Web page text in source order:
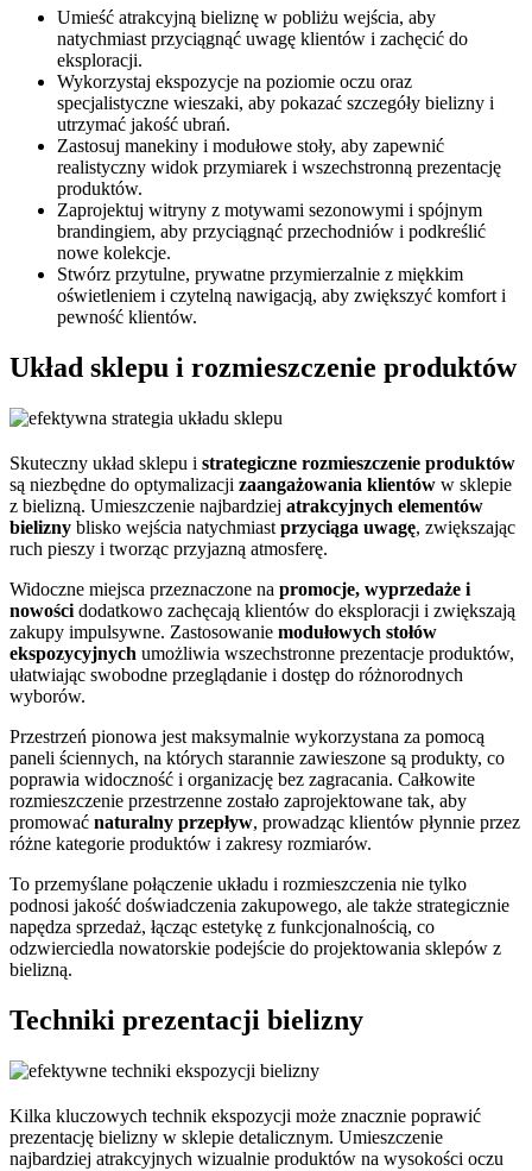
Umieść atrakcyjną bieliznę w pobliżu wejścia, aby
natychmiast przyciągnąć uwagę klientów i zachęcić do
eksploracji.
Wykorzystaj ekspozycje na poziomie oczu oraz
specjalistyczne wieszaki, aby pokazać szczegóły bielizny i
utrzymać jakość ubrań.
Zastosuj manekiny i modułowe stoły, aby zapewnić
realistyczny widok przymiarek i wszechstronną prezentację
produktów.
Zaprojektuj witryny z motywami sezonowymi i spójnym
brandingiem, aby przyciągnąć przechodniów i podkreślić
nowe kolekcje.
Stwórz przytulne, prywatne przymierzalnie z miękkim
oświetleniem i czytelną nawigacją, aby zwiększyć komfort i
pewność klientów.
Układ sklepu i rozmieszczenie produktów
Skuteczny układ sklepu i strategiczne rozmieszczenie produktów
są niezbędne do optymalizacji zaangażowania klientów w sklepie
z bielizną. Umieszczenie najbardziej atrakcyjnych elementów
bielizny blisko wejścia natychmiast przyciąga uwagę, zwiększając
ruch pieszy i tworząc przyjazną atmosferę.
Widoczne miejsca przeznaczone na promocje, wyprzedaże i
nowości dodatkowo zachęcają klientów do eksploracji i zwiększają
zakupy impulsywne. Zastosowanie modułowych stołów
ekspozycyjnych umożliwia wszechstronne prezentacje produktów,
ułatwiając swobodne przeglądanie i dostęp do różnorodnych
wyborów.
Przestrzeń pionowa jest maksymalnie wykorzystana za pomocą
paneli ściennych, na których starannie zawieszone są produkty, co
poprawia widoczność i organizację bez zagracania. Całkowite
rozmieszczenie przestrzenne zostało zaprojektowane tak, aby
promować naturalny przepływ, prowadząc klientów płynnie przez
różne kategorie produktów i zakresy rozmiarów.
To przemyślane połączenie układu i rozmieszczenia nie tylko
podnosi jakość doświadczenia zakupowego, ale także strategicznie
napędza sprzedaż, łącząc estetykę z funkcjonalnością, co
odzwierciedla nowatorskie podejście do projektowania sklepów z
bielizną.
Techniki prezentacji bielizny
Kilka kluczowych technik ekspozycji może znacznie poprawić
prezentację bielizny w sklepie detalicznym. Umieszczenie
najbardziej atrakcyjnych wizualnie produktów na wysokości oczu